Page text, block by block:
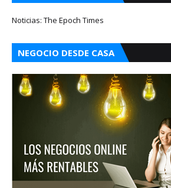
Noticias: The Epoch Times
NEGOCIO DESDE CASA